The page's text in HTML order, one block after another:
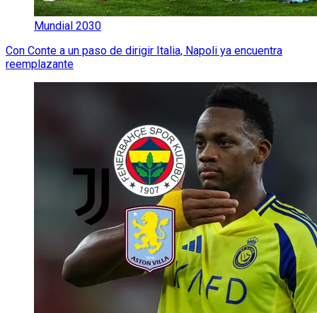
Mundial 2030
Con Conte a un paso de dirigir Italia, Napoli ya encuentra
reemplazante